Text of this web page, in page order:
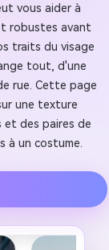
vous aider à
robustes avant
traits du visage
tout, d'une
rue. Cette page
une texture
et des paires de
à un costume.